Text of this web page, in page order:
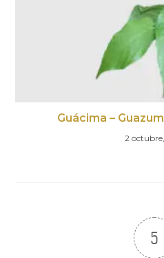
Guácima –
2
5